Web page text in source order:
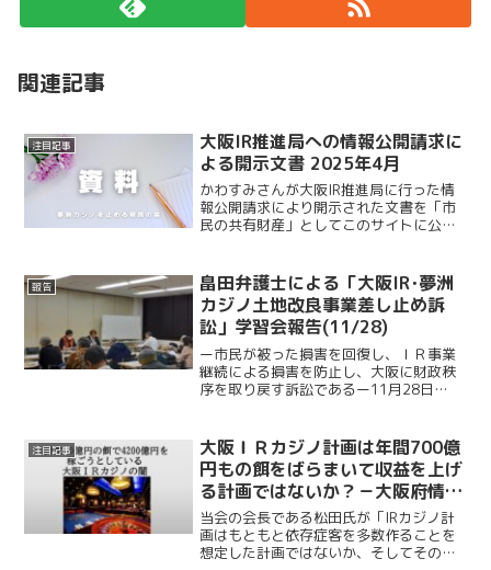
関連記事
注目記事
大阪IR推進局への情報公開請求に
よる開示文書 2025年4月
かわすみさんが大阪IR推進局に行った情
報公開請求により開示された文書を「市
民の共有財産」としてこのサイトに公開
作成者を付記しました。必要な情報をこ
のサイトからダウンロー...
報告
畠田弁護士による「大阪IR･夢洲
カジノ土地改良事業差し止め訴
訟」学習会報告(11/28)
ー市民が被った損害を回復し、ＩＲ事業
継続による損害を防止し、大阪に財政秩
序を取り戻す訴訟であるー11月28日
ご覧ください。2024.11.28学習会ダウン
ロー...
注目記事
大阪ＩＲカジノ計画は年間700億
円もの餌をばらまいて収益を上げ
る計画ではないか？－大阪府情報
公開審査会答申（Ｒ7.1.9）とIR
説明会（Ｒ7.1.27）から見えてき
たことー
当会の会長である松田氏が「IRカジノ計
画はもともと依存症客を多数作ることを
想定した計画ではないか、そしてその核